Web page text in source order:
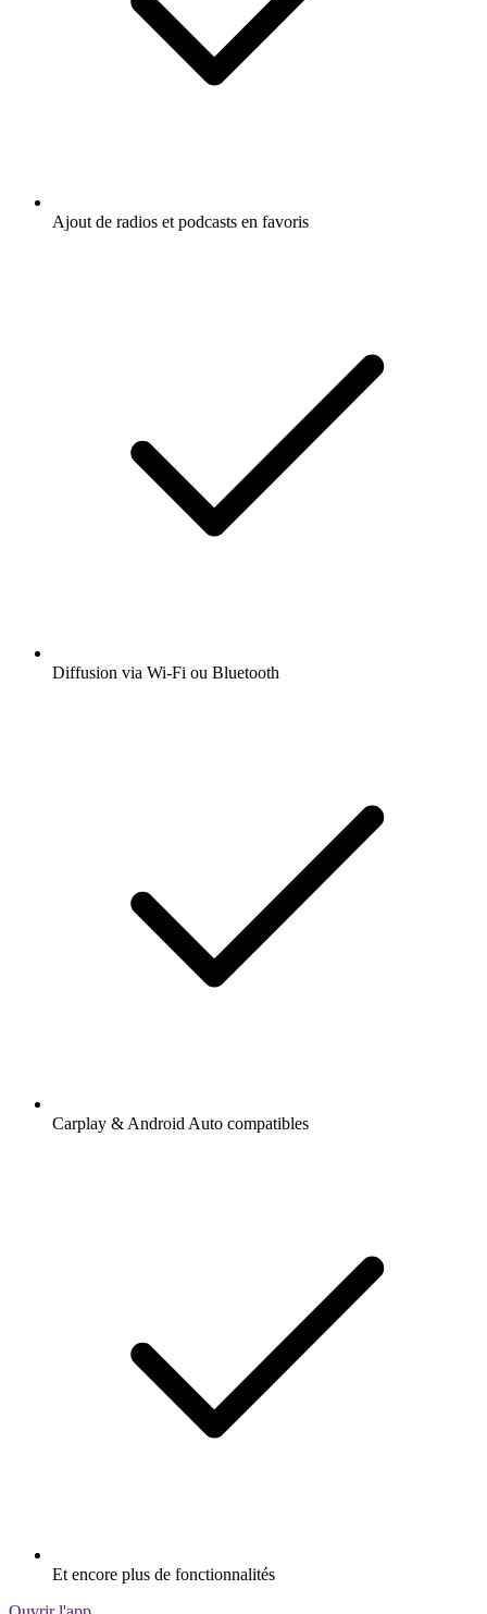
Ajout de radios et podcasts en favoris
Diffusion via Wi-Fi ou Bluetooth
Carplay & Android Auto compatibles
Et encore plus de fonctionnalités